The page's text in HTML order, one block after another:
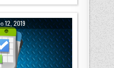
2019